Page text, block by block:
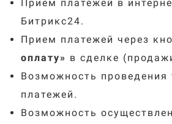
Прием платежей в
Битрикс24.
Прием платежей через
оплату» в сделке
Возможность проведения
платежей.
Возможность